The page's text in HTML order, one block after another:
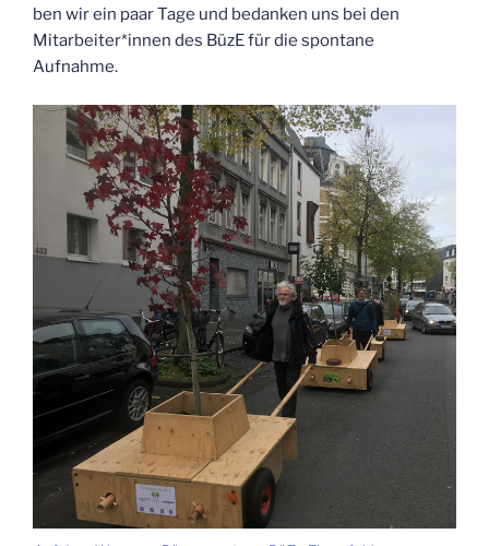
ben wir ein paar Tage und bedan­ken uns bei den
Mitarbeiter*innen des BüzE für die spon­ta­ne
Aufnahme.